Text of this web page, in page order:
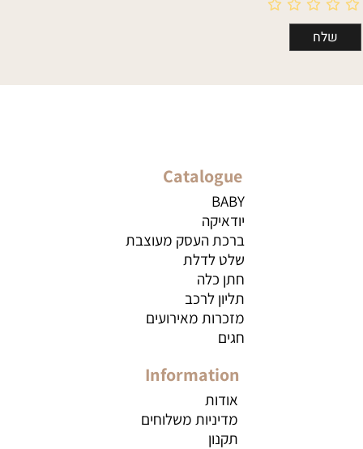
Catalogue
BABY
יודאיקה
ברכת העסק מעוצבת
שלט לדלת
חתן כלה
תליון לרכב
מזכרות מאירועים
חגים
Information
אודות
מדיניות משלוחים
תקנון